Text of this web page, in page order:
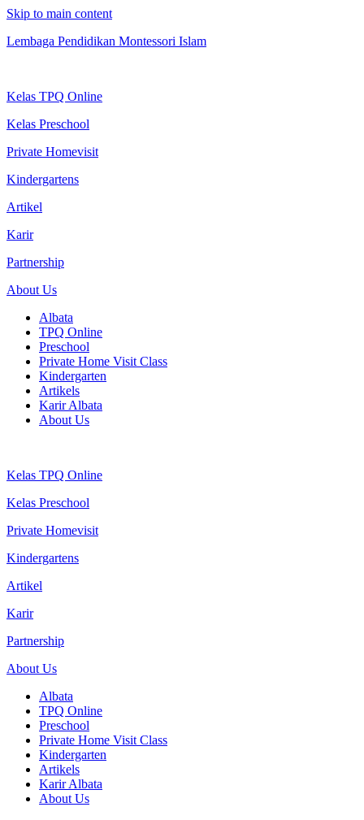
Skip to main content
Lembaga Pendidikan Montessori Islam
Kelas TPQ Online
Kelas Preschool
Private Homevisit
Kindergartens
Artikel
Karir
Partnership
About Us
Albata
TPQ Online
Preschool
Private Home Visit Class
Kindergarten
Artikels
Karir Albata
About Us
Kelas TPQ Online
Kelas Preschool
Private Homevisit
Kindergartens
Artikel
Karir
Partnership
About Us
Albata
TPQ Online
Preschool
Private Home Visit Class
Kindergarten
Artikels
Karir Albata
About Us